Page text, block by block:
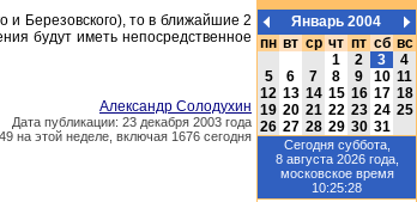
Березовского), то в ближайшие 2
будут иметь непосредственное
Александр Солодухин
Дата публикации: 23 декабря 2003 года
на этой неделе, включая 1676 сегодня
Январь 2004
пн вт ср чт пт сб вс
1
2 3
4
5
6 7 8 9 10 11
12 13 14 15 16 17 18
19 20 21 22 23 24 25
26 27 28 29 30 31
Сегодня суббота,
8 августа 2026года,
московское время
10:25:28